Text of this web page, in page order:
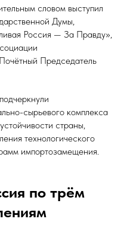
словом выступил
Думы,
Россия — За Правду»,
Председатель
сырьевого комплекса
страны,
технологического
импортозамещения.
по трём